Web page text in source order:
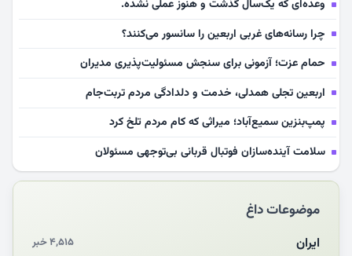
وعده‌ای که یک‌سال گذشت و هنوز عملی نشده.
چرا رسانه‌های غربی اربعین را سانسور می‌کنند؟
حمام عزت؛ آزمونی برای سنجش مسئولیت‌پذیری مدیران
اربعین تجلی همدلی، خدمت و دلدادگی مردم تربت‌جام
پمپ‌بنزین سمیع‌آباد؛ میراثی که کام مردم تلخ کرد
سلامت آینده‌سازان فوتبال قربانی بی‌توجهی مسئولان
بازخوانی رسانه‌ای اندیشه رهبر شهید
مشهدالرضا آقای شهید ایران را در آغوش کشید
مکن ای صبح طلوع
موضوعات داغ
ایران ۴,۵۱۵ خبر